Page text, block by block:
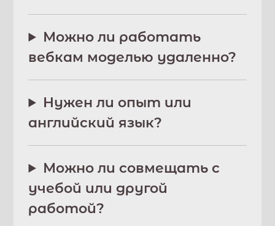
Можно ли работать
вебкам моделью удаленно?
Нужен ли опыт или
английский язык?
Можно ли совмещать с
учебой или другой
работой?